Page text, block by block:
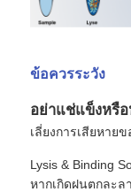
สินค้า
เกี่ยวกับเรา
ทัวร์โรงงาน
การควบคุมคุณ
ข้อควรระวัง
อย่าแช่แข็งหรื
เลี่ยงการเสียหาย
Lysis & Binding
หากเกิดฝนตกละล